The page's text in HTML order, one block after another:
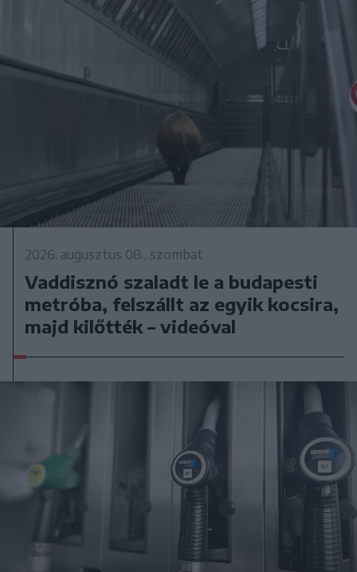
2026. augusztus 08., szombat
Vaddisznó szaladt le a budapesti
metróba, felszállt az egyik kocsira,
majd kilőtték – videóval